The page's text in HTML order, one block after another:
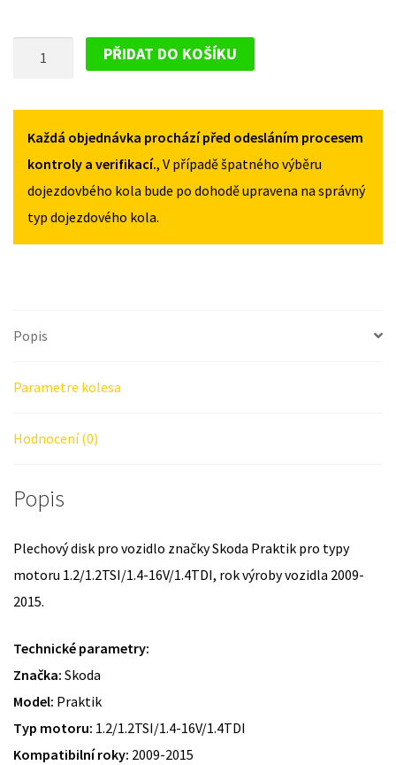
SKODA
PRAKTIK
2009-
MNOŽSTVÍ
PŘIDAT DO KOŠÍKU
Každá objednávka prochází před odesláním procesem
kontroly a verifikací., V případě špatného výběru
dojezdovbého kola bude po dohodě upravena na správný
typ dojezdového kola.
Popis
Parametre kolesa
Hodnocení (0)
Popis
Plechový disk pro vozidlo značky Skoda Praktik pro typy
motoru 1.2/1.2TSI/1.4-16V/1.4TDI, rok výroby vozidla 2009-
2015.
Technické parametry:
Značka: Skoda
Model: Praktik
Typ motoru: 1.2/1.2TSI/1.4-16V/1.4TDI
Kompatibilní roky: 2009-2015